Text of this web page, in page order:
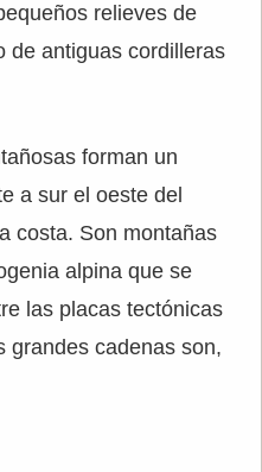
relieves de
de antiguas cordilleras
forman un
a sur el oeste del
costa. Son montañas
alpina que se
las placas tectónicas
grandes cadenas son,